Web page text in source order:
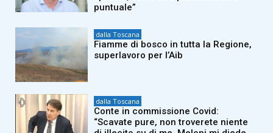
puntuale”
dalla Toscana
Fiamme di bosco in tutta la Regione,
superlavoro per l’Aib
dalla Toscana
Conte in commissione Covid:
“Scavate pure, non troverete niente